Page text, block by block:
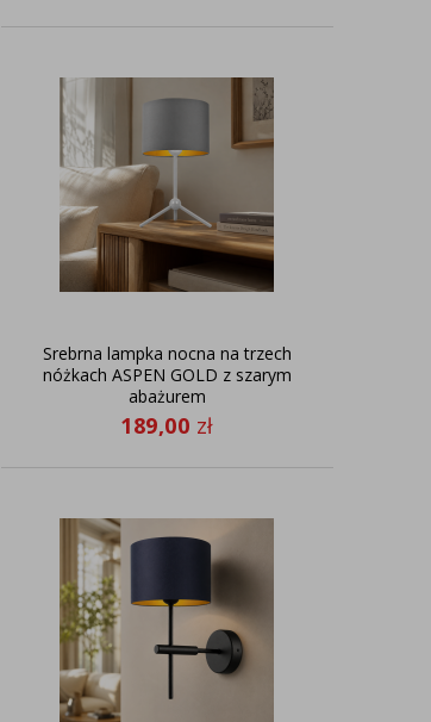
Srebrna lampka nocna na trzech
nóżkach ASPEN GOLD z szarym
abażurem
189,00 zł